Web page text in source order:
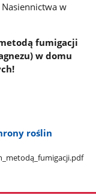
w
fumigacji
w domu
roślin